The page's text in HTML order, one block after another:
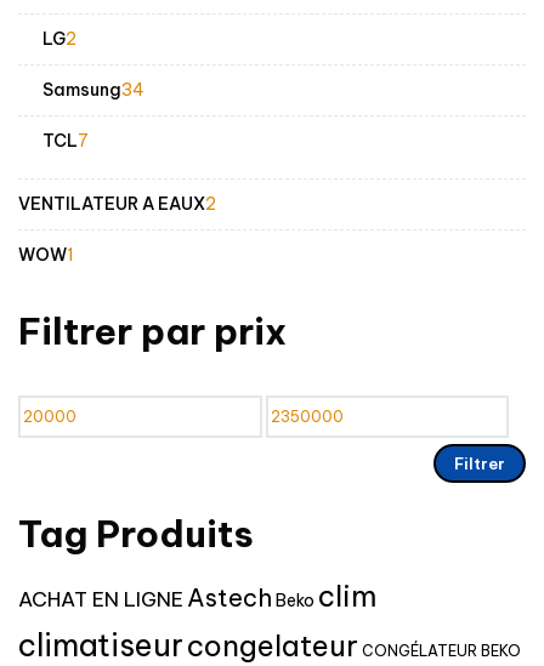
produits
LG2
produits
Samsung34
produits
TCL7
VENTILATEUR A EAUX2
produits
WOW1
Filtrer par prix
Prix
Prix
Filtrer
Tag Produits
ACHAT EN LIGNE Astech Beko clim
climatiseurcongelateur CONGÉLATEUR BEKO